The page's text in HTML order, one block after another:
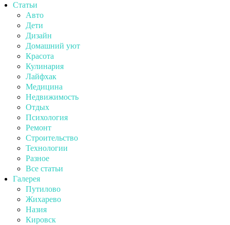
Статьи
Авто
Дети
Дизайн
Домашний уют
Красота
Кулинария
Лайфхак
Медицина
Недвижимость
Отдых
Психология
Ремонт
Строительство
Технологии
Разное
Все статьи
Галерея
Путилово
Жихарево
Назия
Кировск